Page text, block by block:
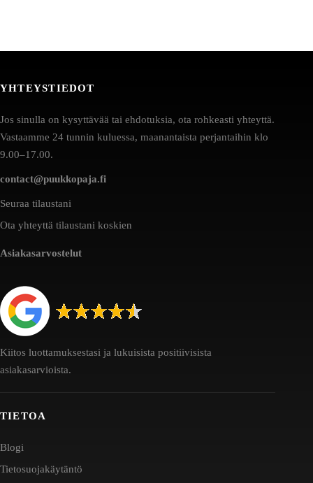
YHTEYSTIEDOT
Jos sinulla on kysyttävää tai ehdotuksia, ota rohkeasti yhteyttä.
Vastaamme 24 tunnin kuluessa, maanantaista perjantaihin klo
9.00–17.00.
contact@puukkopaja.fi
Seuraa tilaustani
Ota yhteyttä tilaustani koskien
Asiakasarvostelut
Kiitos luottamuksestasi ja lukuisista positiivisista
asiakasarvioista.
TIETOA
Blogi
Tietosuojakäytäntö